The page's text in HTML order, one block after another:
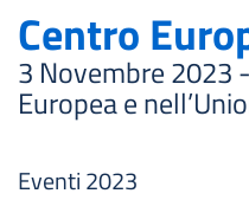
Centro
3 Novembre 2023
Europea e
Eventi 2023